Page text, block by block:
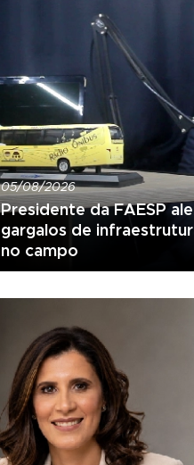
05/08/2026
Presidente da FAESP
gargalos de
no campo